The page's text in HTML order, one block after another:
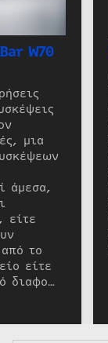
W70
μια
άμεσα,
είτε
το
είτε
διαφο…